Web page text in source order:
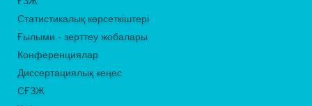
Статистикалық көрсеткіштері
Ғылыми - зерттеу жобалары
Конференциялар
Диссертациялық кеңес
СҒЗЖ